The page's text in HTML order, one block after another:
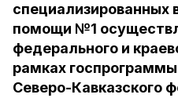
специализированных
помощи №1
федерального и
рамках
Северо-Кавказского